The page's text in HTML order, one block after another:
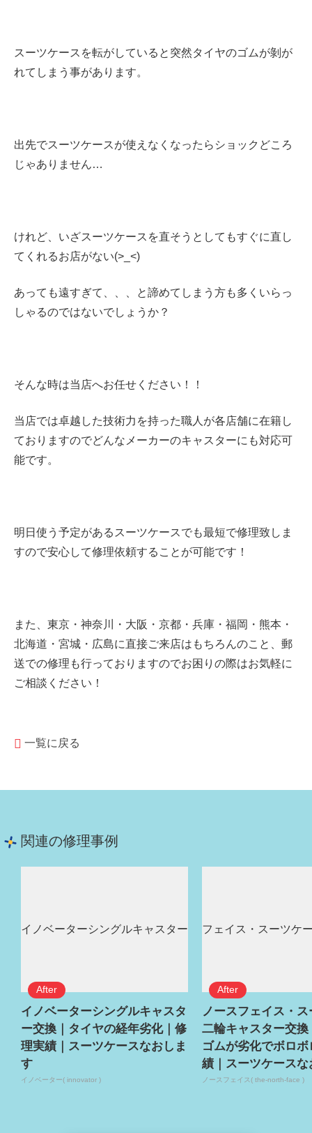
スーツケースを転がしていると突然タイヤのゴムが剝が
れてしまう事があります。
出先でスーツケースが使えなくなったらショックどころ
じゃありません…
けれど、いざスーツケースを直そうとしてもすぐに直し
てくれるお店がない(>_<)
あっても遠すぎて、、、と諦めてしまう方も多くいらっ
しゃるのではないでしょうか？
そんな時は当店へお任せください！！
当店では卓越した技術力を持った職人が各店舗に在籍し
ておりますのでどんなメーカーのキャスターにも対応可
能です。
明日使う予定があるスーツケースでも最短で修理致しま
すので安心して修理依頼することが可能です！
また、東京・神奈川・大阪・京都・兵庫・ 福岡・熊本・
北海道・宮城・広島に直接ご来店はもちろんのこと、郵
送での修理も行っておりますのでお困りの際はお気軽に
ご相談ください！
一覧に戻る
関連の修理事例
イノベーターシングルキャスタ
ー交換｜タイヤの経年劣化｜修
理実績｜スーツケースなおしま
す
イノベーター( innovator )
ノースフェイス・
二輪キャスター交換
ゴムが劣化でボロ
績｜スーツケースな
ノースフェイス( the-north-face )